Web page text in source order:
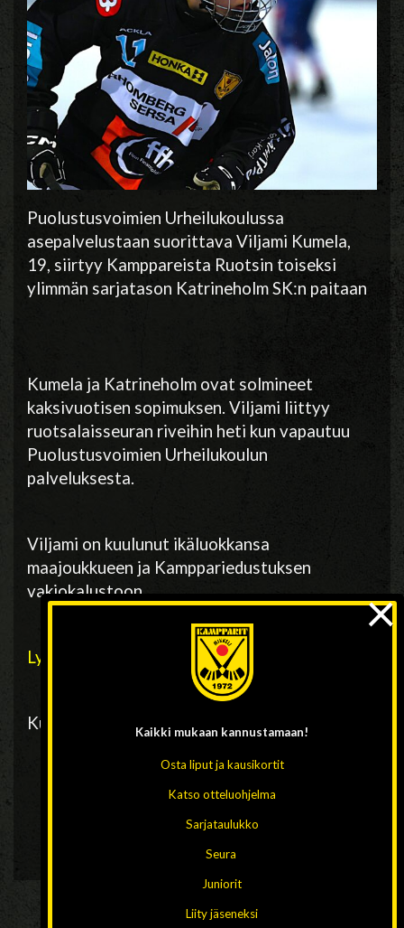
Puolustusvoimien Urheilukoulussa
asepalvelustaan suorittava Viljami Kumela,
19, siirtyy Kamppareista Ruotsin toiseksi
ylimmän sarjatason Katrineholm SK:n paitaan
Kumela ja Katrineholm ovat solmineet
kaksivuotisen sopimuksen. Viljami liittyy
ruotsalaisseuran riveihin heti kun vapautuu
Puolustusvoimien Urheilukoulun
palveluksesta.
Viljami on kuulunut ikäluokkansa
maajoukkueen ja Kamppariedustuksen
vakiokalustoon.
Lycka till, Viltsu!
Kuva: Kampparit/arkisto, Sami Häkkänen
Kaikki mukaan kannustamaan!
Osta liput ja kausikortit
Katso otteluohjelma
Sarjataulukko
Seura
Juniorit
Liity jäseneksi
×